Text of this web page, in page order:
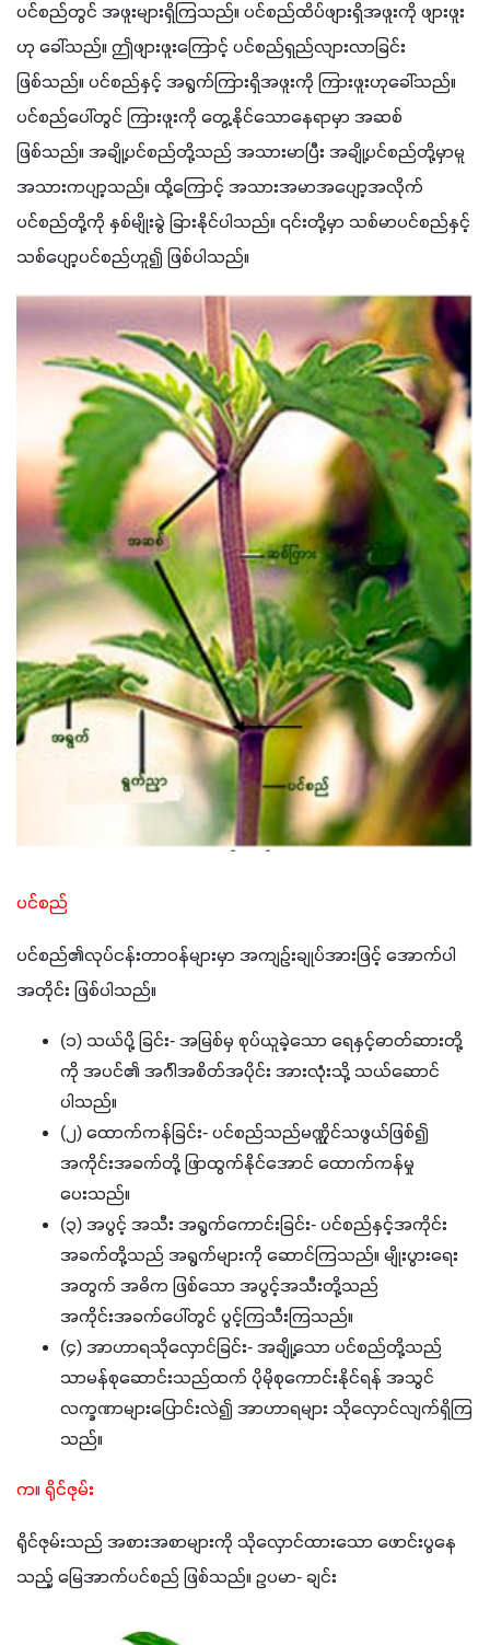
ပင်စည်တွင် အဖူးများရှိကြသည်။ ပင်စည်ထိပ်ဖျားရှိအဖူးကို ဖျားဖူး
ဟု ခေါ်သည်။ ဤဖျားဖူးကြောင့် ပင်စည်ရှည်လျားလာခြင်း
ဖြစ်သည်။ ပင်စည်နှင့် အရွက်ကြားရှိအဖူးကို ကြားဖူးဟုခေါ်သည်။
ပင်စည်ပေါ်တွင် ကြားဖူးကို တွေ့နိုင်သောနေရာမှာ အဆစ်
ဖြစ်သည်။ အချို့ပင်စည်တို့သည် အသားမာပြီး အချို့ပင်စည်တို့မှာမူ
အသားကပျာ့သည်။ ထို့ကြောင့် အသားအမာအပျော့အလိုက်
ပင်စည်တို့ကို နှစ်မျိုးခွဲ ခြားနိုင်ပါသည်။ ၎င်းတို့မှာ သစ်မာပင်စည်နှင့်
သစ်ပျော့ပင်စည်ဟူ၍ ဖြစ်ပါသည်။
ပင်စည်
ပင်စည်၏လုပ်ငန်းတာဝန်များမှာ အကျဥ်းချုပ်အားဖြင့် အောက်ပါ
အတိုင်း ဖြစ်ပါသည်။
(၁) သယ်ပို့ ခြင်း- အမြစ်မှ စုပ်ယူခဲ့သော ရေနှင့်ဓာတ်ဆားတို့
ကို အပင်၏ အင်္ဂါအစိတ်အပိုင်း အားလုံးသို့ သယ်ဆောင်
ပါသည်။
(၂) ထောက်ကန်ခြင်း- ပင်စည်သည်မဏ္ဍိုင်သဖွယ်ဖြစ်၍
အကိုင်းအခက်တို့ ဖြာထွက်နိုင်အောင် ထောက်ကန်မှု
ပေးသည်။
(၃) အပွင့် အသီး အရွက်ကောင်းခြင်း- ပင်စည်နှင့်အကိုင်း
အခက်တို့သည် အရွက်များကို ဆောင်ကြသည်။ မျိုးပွားရေး
အတွက် အဓိက ဖြစ်သော အပွင့်အသီးတို့သည်
အကိုင်းအခက်ပေါ်တွင် ပွင့်ကြသီးကြသည်။
(၄) အာဟာရသိုလှောင်ခြင်း- အချို့သော ပင်စည်တို့သည်
သာမန်စုဆောင်းသည်ထက် ပိုမိုစုကောင်းနိုင်ရန် အသွင်
လက္ခဏာများပြောင်းလဲ၍ အာဟာရများ သိုလှောင်လျက်ရှိကြ
သည်။
က။ ရိုင်ဇုမ်း
ရိုင်ဇုမ်းသည် အစားအစာများကို သိုလှောင်ထားသော ဖောင်းပွနေ
သည့် မြေအာက်ပင်စည် ဖြစ်သည်။ ဥပမာ- ချင်း